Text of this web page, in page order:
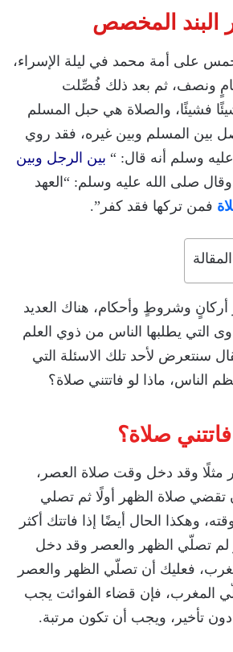
البند المخصص
على أمة محمد في ليلة الإسراء،
ونصف، ثم بعد ذلك فُصِّلت
فشيئًا، والصلاة هي حبل المسلم
بين المسلم وبين غيره، فقد روي
وسلم أنه قال: “ بين الرجل وبين
وقال صلى الله عليه وسلم: “العهد
فمن تركها فقد كفر”.
أركانٍ وشروطٍ وأحكام، هناك العديد
التي يطلبها الناس من ذوي العلم
سنتعرض لأحد تلك الاسئلة التي
الناس، ماذا لو فاتتني صلاة؟
صلاة؟
مثلًا وقد دخل وقت صلاة العصر،
تقضي صلاة الظهر أولًا ثم تصلي
وهكذا الحال أيضًا إذا فاتتك أكثر
لم تصلّي الظهر والعصر وقد دخل
فعليك أن تصلّي الظهر والعصر
المغرب، فإن قضاء الفوائت يجب
تأخير، ويجب أن تكون مرتبة.